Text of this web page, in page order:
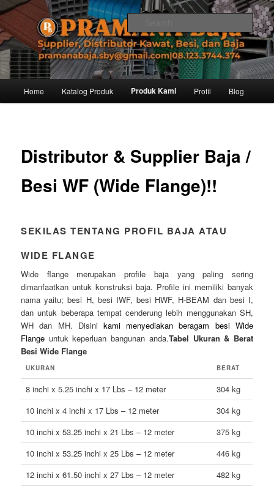
Skip
to
primary
contentPramana Baja Distributor Baja Besi
Kawat – 08.123.3744.374
Distributor dari Pabrik Besi Baja, Supplier Besi Baja, Jual besi beton. Info
dan Pemesanan hub. Ibu Rinanti 08.123.3744.374. Dgn harga yg kompetitif,
Amanah, dan pelayanan yg ramah, kami siap melayani segala kebutuhan
besi anda.
Home Katalog Produk Produk Kami Profil Blog
Distributor & Supplier Baja /
Besi WF (Wide Flange)!!
SEKILAS TENTANG PROFIL BAJA ATAU
WIDE FLANGE
Wide flange merupakan profile baja yang paling sering
dimanfaatkan untuk konstruksi baja. Profile ini memiliki banyak
nama yaitu; besi H, besi IWF, besi HWF, H-BEAM dan besi I,
dan untuk beberapa tempat cenderung lebih menggunakan SH,
WH dan MH. Disini kami menyediakan beragam besi Wide
Flange untuk keperluan bangunan anda.Tabel Ukuran & Berat
Besi Wide Flange
UKURAN BERAT
8 inchi x 5.25 inchi x 17 Lbs – 12 meter
304 kg
10 inchi x 4 inchi x 17 Lbs – 12 meter
304 kg
10 inchi x 53.25 inchi x 21 Lbs – 12 meter
375 kg
10 inchi x 53.25 inchi x 25 Lbs – 12 meter
446 kg
12 inchi x 61.50 inchi x 27 Lbs – 12 meter
482 kg